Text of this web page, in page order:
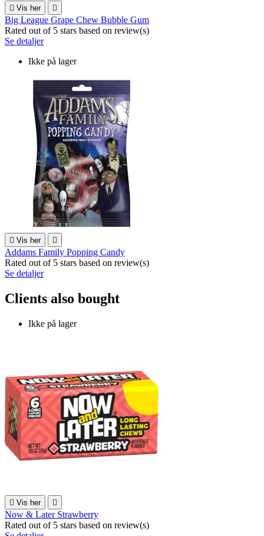
 Vis her 
Big League Grape Chew Bubble Gum
Rated out of 5 stars based on review(s)
Se detaljer
Ikke på lager
 Vis her 
Addams Family Popping Candy
Rated out of 5 stars based on review(s)
Se detaljer
Clients also bought
Ikke på lager
 Vis her 
Now & Later Strawberry
Rated out of 5 stars based on review(s)